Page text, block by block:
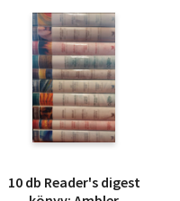
10 db Reader's digest